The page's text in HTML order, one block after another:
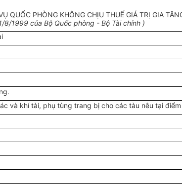
QUỐC PHÒNG KHÔNG CHỊU THUẾ GIÁ TRỊ GIA
8/1999 của Bộ Quốc phòng - Bộ Tài chính )
và khí tài, phụ tùng trang bị cho các tàu nêu tại điểm